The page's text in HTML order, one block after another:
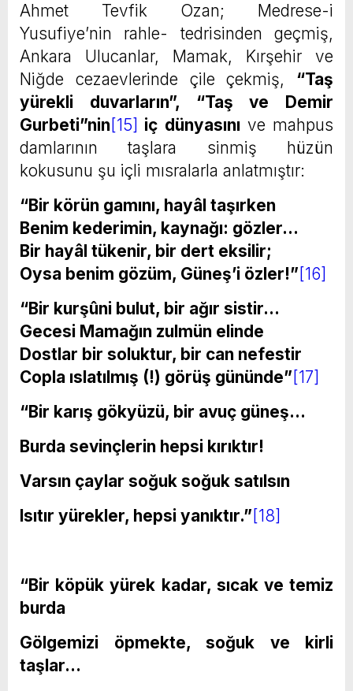
Ahmet Tevfik Ozan; Medrese-i
Yusufiye’nin rahle- tedrisinden geçmiş,
Ankara Ulucanlar, Mamak, Kırşehir ve
Niğde cezaevlerinde çile çekmiş, “Taş
yürekli duvarların”, “Taş ve Demir
Gurbeti”nin[15] iç dünyasınıve mahpus
damlarının taşlara sinmiş hüzün
kokusunu şu içli mısralarla anlatmıştır:
“Bir körün gamını, hayâl taşırken
Benim kederimin, kaynağı: gözler…
Bir hayâl tükenir, bir dert eksilir;
Oysa benim gözüm, Güneş’i özler!” [16]
“Bir kurşûni bulut, bir ağır sistir…
Gecesi Mamağın zulmün elinde
Dostlar bir soluktur, bir can nefestir
Copla ıslatılmış (!) görüş gününde” [17]
“Bir karış gökyüzü, bir avuç güneş…
Burda sevinçlerin hepsi kırıktır!
Varsın çaylar soğuk soğuk satılsın
Isıtır yürekler, hepsi yanıktır.” [18]
“Bir köpük yürek kadar, sıcak ve temiz
burda
Gölgemizi öpmekte, soğuk ve kirli
taşlar…